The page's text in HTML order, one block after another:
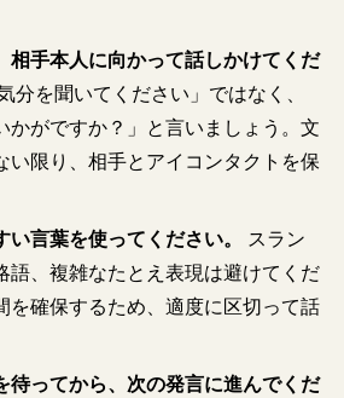
相手本人に向かって話しかけてくだ
分を聞いてください」ではなく、
かがですか？」と言いましょう。文
い限り、相手とアイコンタクトを保
い言葉を使ってください。 スラン
語、複雑なたとえ表現は避けてくだ
を確保するため、適度に区切って話
待ってから、次の発言に進んでくだ